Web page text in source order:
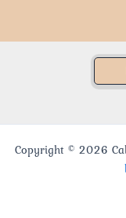
Copyright © 2026